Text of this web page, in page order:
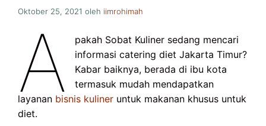
Oktober 25, 2021 oleh iimrohimah
A
pakah Sobat Kuliner sedang mencari
informasi catering diet Jakarta Timur?
Kabar baiknya, berada di ibu kota
termasuk mudah mendapatkan
layanan bisnis kuliner untuk makanan khusus untuk
diet.